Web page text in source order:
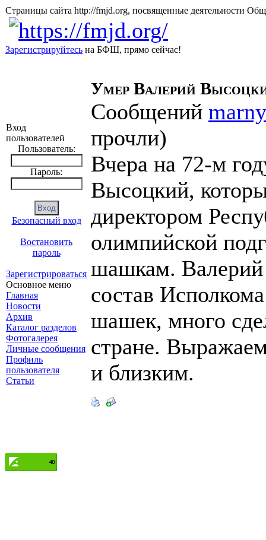
Страницы сайта http://fmjd.org, посвященные
Зарегистрируйтесь на БФШ, прямо сейчас!
Вход
пользователей
Пользователь:
Пароль:
Безопасный вход
Востановить
пароль
Зарегистрироваться
Основное меню
Главная
Новости
Архив
Каталог разделов
Фотогалерея
Личные сообщения
Профиль
пользователя
Статьи
Умер Валерий
Сообщений marny
прочли)
Вчера на 72-м
Высоцкий,
директором
олимпийской
шашкам. Валерий
состав
шашек, много
стране.
и близким.